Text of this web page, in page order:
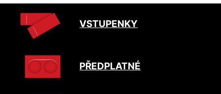
VSTUPENKY
PŘEDPLATNÉ